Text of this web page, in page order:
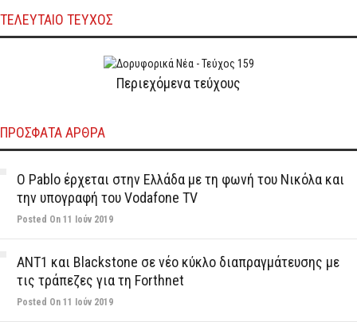
ΤΕΛΕΥΤΑΙΟ ΤΕΥΧΟΣ
Περιεχόμενα τεύχους
ΠΡΌΣΦΑΤΑ ΆΡΘΡΑ
Ο Pablo έρχεται στην Ελλάδα με τη φωνή του Νικόλα και
την υπογραφή του Vodafone TV
Posted On 11 Ιούν 2019
ΑΝΤ1 και Blackstone σε νέο κύκλο διαπραγμάτευσης με
τις τράπεζες για τη Forthnet
Posted On 11 Ιούν 2019